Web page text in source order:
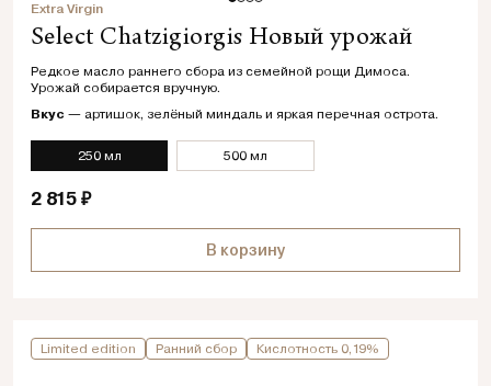
Extra Virgin
Select Chatzigiorgis Новый урожай
Редкое масло раннего сбора из семейной рощи Димоса.
Урожай собирается вручную.
Вкус — артишок, зелёный миндаль и яркая перечная острота.
250 мл 500 мл
2 815 ₽
В корзину
Limited edition Ранний сбор Кислотность 0,19%